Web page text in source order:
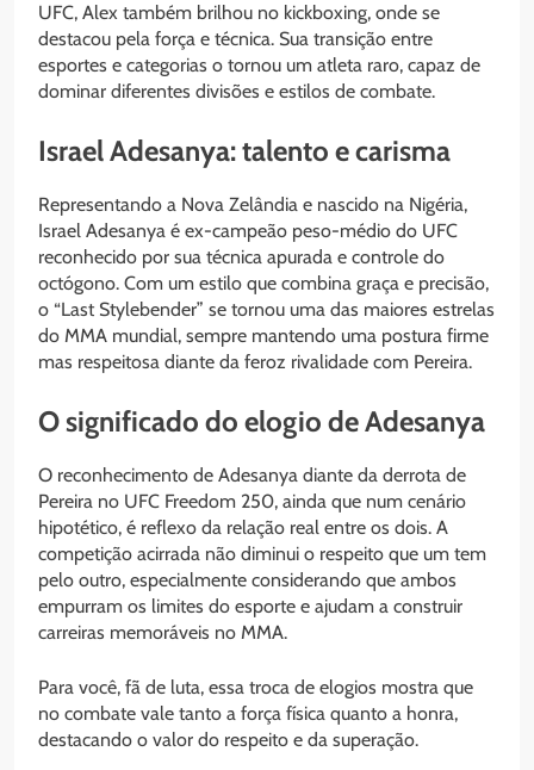
UFC, Alex também brilhou no kickboxing, onde se
destacou pela força e técnica. Sua transição entre
esportes e categorias o tornou um atleta raro, capaz de
dominar diferentes divisões e estilos de combate.
Israel Adesanya: talento e carisma
Representando a Nova Zelândia e nascido na Nigéria,
Israel Adesanya é ex-campeão peso-médio do UFC
reconhecido por sua técnica apurada e controle do
octógono. Com um estilo que combina graça e precisão,
o “Last Stylebender” se tornou uma das maiores estrelas
do MMA mundial, sempre mantendo uma postura firme
mas respeitosa diante da feroz rivalidade com Pereira.
O significado do elogio de Adesanya
O reconhecimento de Adesanya diante da derrota de
Pereira no UFC Freedom 250, ainda que num cenário
hipotético, é reflexo da relação real entre os dois. A
competição acirrada não diminui o respeito que um tem
pelo outro, especialmente considerando que ambos
empurram os limites do esporte e ajudam a construir
carreiras memoráveis no MMA.
Para você, fã de luta, essa troca de elogios mostra que
no combate vale tanto a força física quanto a honra,
destacando o valor do respeito e da superação.